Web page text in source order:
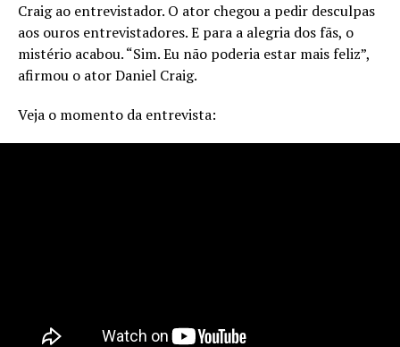
Craig ao entrevistador. O ator chegou a pedir desculpas
aos ouros entrevistadores. E para a alegria dos fãs, o
mistério acabou. “Sim. Eu não poderia estar mais feliz”,
afirmou o ator Daniel Craig.
Veja o momento da entrevista: